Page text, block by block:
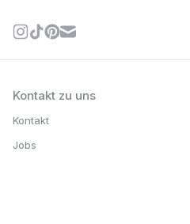
Kontakt zu uns
Kontakt
Jobs